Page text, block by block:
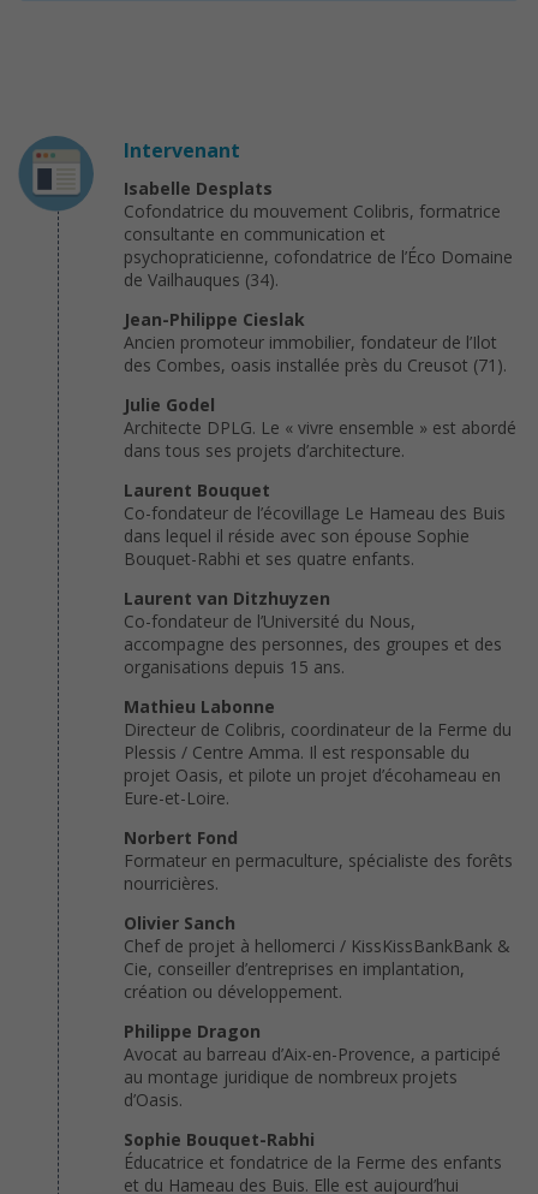
Intervenant
Isabelle Desplats
Cofondatrice du mouvement Colibris, formatrice
consultante en communication et
psychopraticienne, cofondatrice de l’Éco Domaine
de Vailhauques (34).
Jean-Philippe Cieslak
Ancien promoteur immobilier, fondateur de l’Ilot
des Combes, oasis installée près du Creusot (71).
Julie Godel
Architecte DPLG. Le « vivre ensemble » est abordé
dans tous ses projets d’architecture.
Laurent Bouquet
Co-fondateur de l’écovillage Le Hameau des Buis
dans lequel il réside avec son épouse Sophie
Bouquet-Rabhi et ses quatre enfants.
Laurent van Ditzhuyzen
Co-fondateur de l’Université du Nous,
accompagne des personnes, des groupes et des
organisations depuis 15 ans.
Mathieu Labonne
Directeur de Colibris, coordinateur de la Ferme du
Plessis / Centre Amma. Il est responsable du
projet Oasis, et pilote un projet d’écohameau en
Eure-et-Loire.
Norbert Fond
Formateur en permaculture, spécialiste des forêts
nourricières.
Olivier Sanch
Chef de projet à hellomerci / KissKissBankBank &
Cie, conseiller d’entreprises en implantation,
création ou développement.
Philippe Dragon
Avocat au barreau d’Aix-en-Provence, a participé
au montage juridique de nombreux projets
d’Oasis.
Sophie Bouquet-Rabhi
Éducatrice et fondatrice de la Ferme des enfants
et du Hameau des Buis. Elle est aujourd’hui